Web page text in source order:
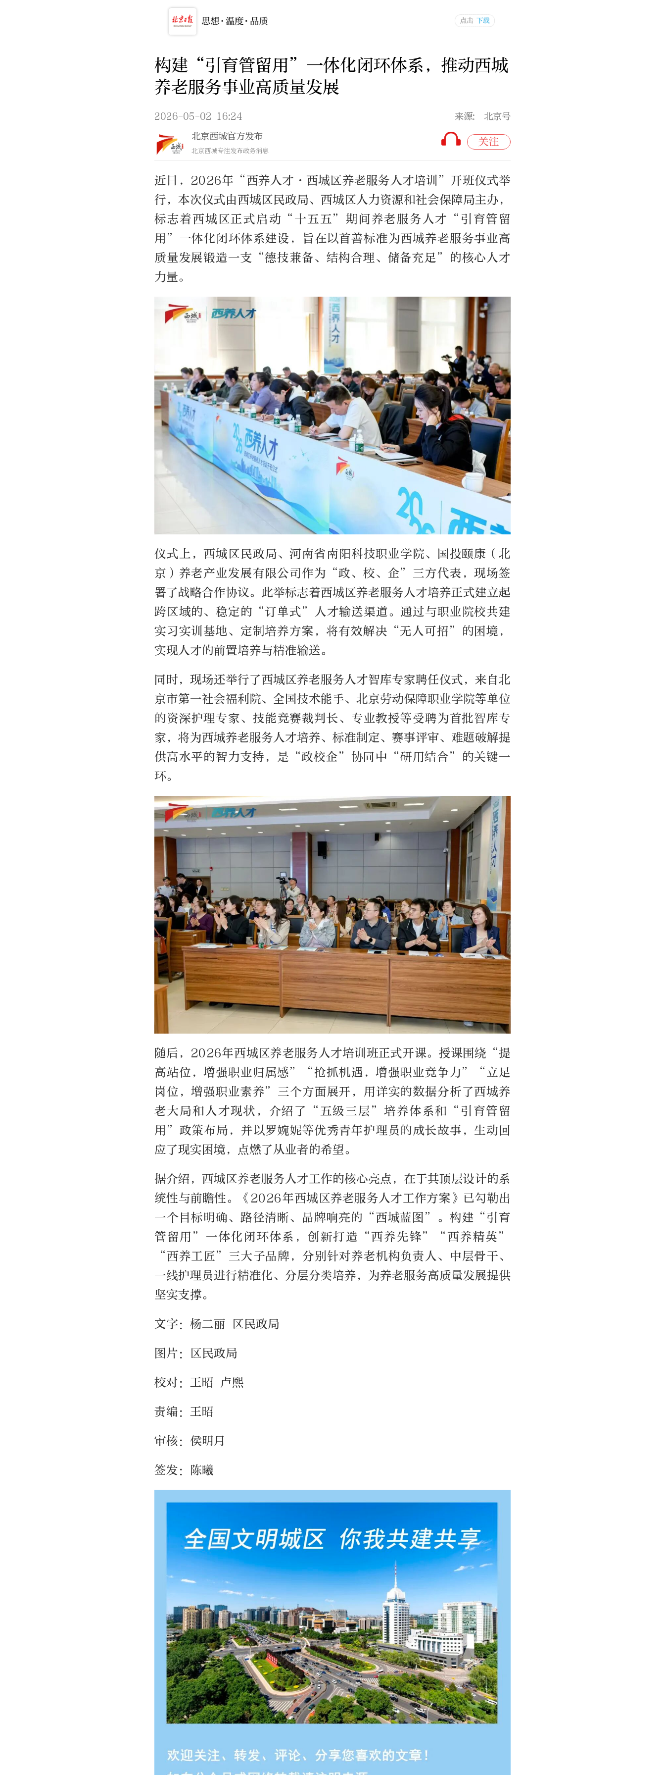
构建“引育管留用”一体化闭环体系，推动西城
养老服务事业高质量发展
2026-05-02 16:24
来源: 北京号
北京西城官方发布
北京西城专注发布政务消息
关注
近日，2026年“西养人才·西城区养老服务人才培训”开班仪式举
行，本次仪式由西城区民政局、西城区人力资源和社会保障局主办，
标志着西城区正式启动“十五五”期间养老服务人才“引育管留
用”一体化闭环体系建设，旨在以首善标准为西城养老服务事业高
质量发展锻造一支“德技兼备、结构合理、储备充足”的核心人才
力量。
仪式上，西城区民政局、河南省南阳科技职业学院、国投颐康（北
京）养老产业发展有限公司作为“政、校、企”三方代表，现场签
署了战略合作协议。此举标志着西城区养老服务人才培养正式建立起
跨区域的、稳定的“订单式”人才输送渠道。通过与职业院校共建
实习实训基地、定制培养方案，将有效解决“无人可招”的困境，
实现人才的前置培养与精准输送。
同时，现场还举行了西城区养老服务人才智库专家聘任仪式，来自北
京市第一社会福利院、全国技术能手、北京劳动保障职业学院等单位
的资深护理专家、技能竞赛裁判长、专业教授等受聘为首批智库专
家，将为西城养老服务人才培养、标准制定、赛事评审、难题破解提
供高水平的智力支持，是“政校企”协同中“研用结合”的关键一
环。
随后，2026年西城区养老服务人才培训班正式开课。授课围绕“提
高站位，增强职业归属感”“抢抓机遇，增强职业竞争力”“立足
岗位，增强职业素养”三个方面展开， 用详实的数据分析了西城养
老大局和人才现状，介绍了“五级三层”培养体系和“引育管留
用”政策布局，并以罗婉妮等优秀青年护理员的成长故事，生动回
应了现实困境，点燃了从业者的希望。
据介绍，西城区养老服务人才工作的核心亮点，在于其顶层设计的系
统性与前瞻性。《2026年西城区养老服务人才工作方案》已勾勒出
一个目标明确、路径清晰、品牌响亮的“西城蓝图”。构建“引育
管留用”一体化闭环体系，创新打造“西养先锋”“西养精英”
“西养工匠”三大子品牌，分别针对养老机构负责人、中层骨干、
一线护理员进行精准化、分层分类培养，为养老服务高质量发展提供
坚实支撑。
文字：杨二丽 区民政局
图片：区民政局
校对：王昭 卢熙
责编：王昭
审核：侯明月
签发：陈曦